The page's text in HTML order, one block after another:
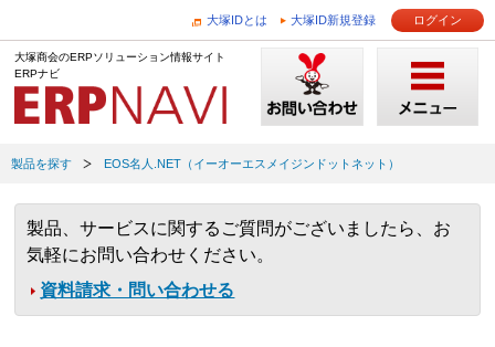
大塚IDとは 大塚ID新規登録 ログイン
大塚商会のERPソリューション情報サイト
ERPナビ
製品を探す EOS名人.NET（イーオーエスメイジンドットネット）
製品、サービスに関するご質問がございましたら、お
気軽にお問い合わせください。
資料請求・問い合わせる